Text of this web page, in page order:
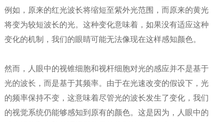
例如，原来的红光波长将缩短至紫外光范围，而原来的黄光
将变为较短波长的光。这种变化意味着，如果没有适应这种
变化的机制，我们的眼睛可能无法像现在这样感知颜色。
然而，人眼中的视锥细胞和视杆细胞对光的感应并不是基于
光的波长，而是基于其频率。由于在光速改变的假设下，光
的频率保持不变，这意味着尽管光的波长发生了变化，我们
的视觉系统仍能够感知到原有的颜色。这是因为，人眼中的